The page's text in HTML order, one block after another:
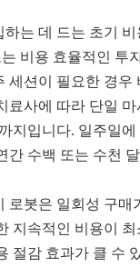
하는 데 드는 초기
비용 효율적인 투
세션이 필요한 경우
료사에 따라 단일 마
지입니다. 일주일
간 수백 또는 수천
로봇은 일회성 구매
지속적인 비용이
절감 효과가 클 수